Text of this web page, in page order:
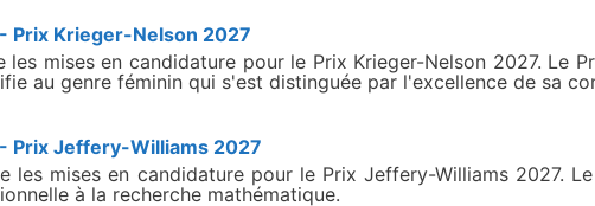
Prix Krieger-Nelson 2027
les mises en candidature pour le Prix Krieger-Nelson 2027. Le
au genre féminin qui s'est distinguée par l'excellence de sa
Prix Jeffery-Williams 2027
les mises en candidature pour le Prix Jeffery-Williams 2027.
à la recherche mathématique.